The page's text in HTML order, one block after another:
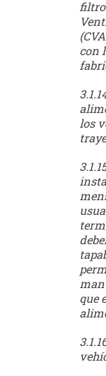
con
los
que